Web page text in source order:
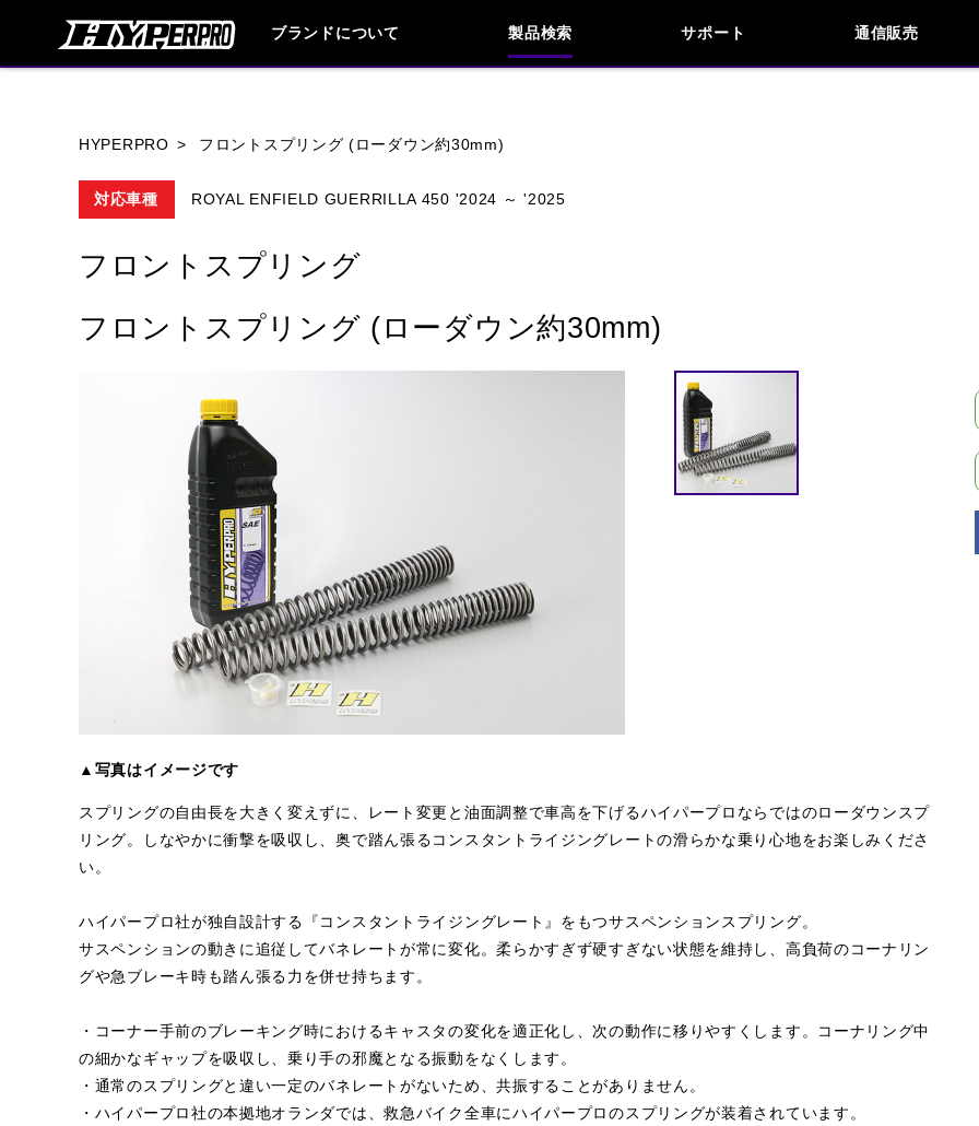
ブランドについて 製品検索 サポート
お問い合わせ
よくあるご質問
通信販売
閉じる
HYPERPRO フロントスプリング (ローダウン約30mm)
対応車種 ROYAL ENFIELD GUERRILLA 450 '2024 ～ '2025
フロントスプリング
フロントスプリング (ローダウン約30mm)
▲写真はイメージです
スプリングの自由長を大きく変えずに、レート変更と油面調整で車高を下げるハイパープロならではのローダウンスプ
リング。しなやかに衝撃を吸収し、奥で踏ん張るコンスタントライジングレートの滑らかな乗り心地をお楽しみくださ
い。
ハイパープロ社が独自設計する『コンスタントライジングレート』をもつサスペンションスプリング。
サスペンションの動きに追従してバネレートが常に変化。柔らかすぎず硬すぎない状態を維持し、高負荷のコーナリン
グや急ブレーキ時も踏ん張る力を併せ持ちます。
・コーナー手前のブレーキング時におけるキャスタの変化を適正化し、次の動作に移りやすくします。コーナリング中
の細かなギャップを吸収し、乗り手の邪魔となる振動をなくします。
・通常のスプリングと違い一定のバネレートがないため、共振することがありません。
・ハイパープロ社の本拠地オランダでは、救急バイク全車にハイパープロのスプリングが装着されています。